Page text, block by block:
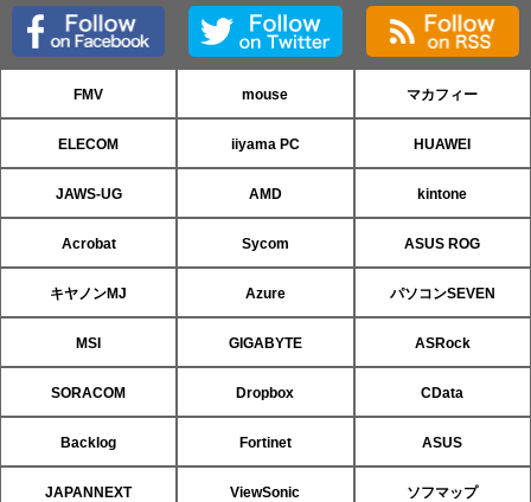
FMV mouse マカフィー
ELECOM iiyama PC HUAWEI
JAWS-UG AMD kintone
Acrobat Sycom ASUS ROG
キヤノンMJ Azure パソコンSEVEN
MSI GIGABYTE ASRock
SORACOM Dropbox CData
Backlog Fortinet ASUS
JAPANNEXT ViewSonic ソフマップ